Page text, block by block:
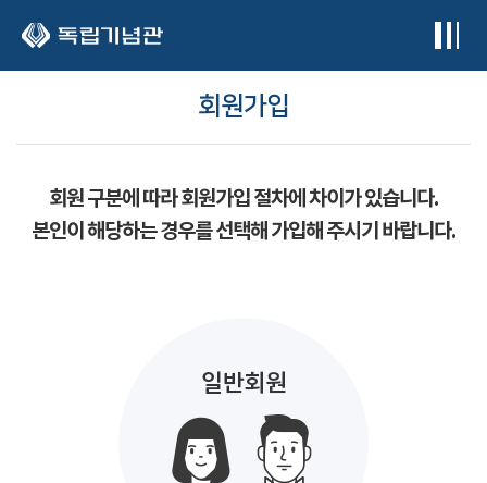
회원가입
회원 구분에 따라 회원가입 절차에 차이가 있습니다.
본인이 해당하는 경우를 선택해 가입해 주시기 바랍니다.